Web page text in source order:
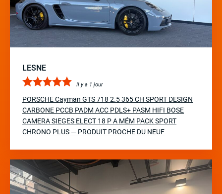
LESNE
Il y a 1 jour
PORSCHE Cayman GTS 718 2.5 365 CH SPORT DESIGN
CARBONE PCCB PADM ACC PDLS+ PASM HIFI BOSE
CAMERA SIEGES ELECT 18 P A MÉM PACK SPORT
CHRONO PLUS — PRODUIT PROCHE DU NEUF